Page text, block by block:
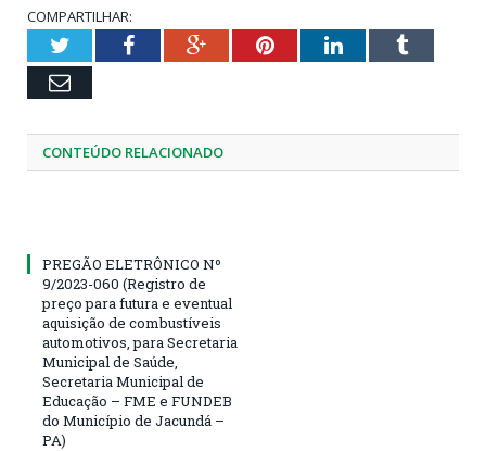
COMPARTILHAR:
TwitterFacebookGoogle+PinterestLinkedInTumblr
Email
CONTEÚDO RELACIONADO
PREGÃO ELETRÔNICO Nº
9/2023-060 (Registro de
preço para futura e eventual
aquisição de combustíveis
automotivos, para Secretaria
Municipal de Saúde,
Secretaria Municipal de
Educação – FME e FUNDEB
do Município de Jacundá –
PA)